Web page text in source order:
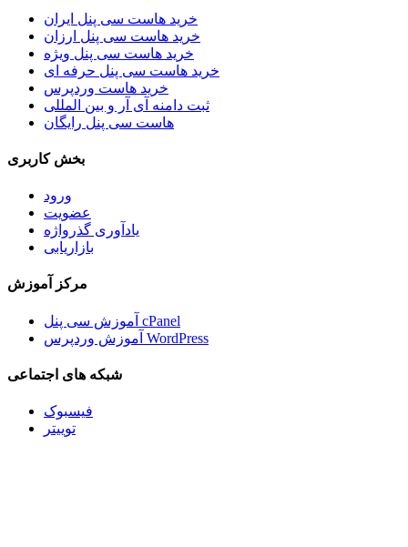
خرید هاست سی پنل ایران
خرید هاست سی پنل ارزان
خرید هاست سی پنل ویژه
خرید هاست سی پنل حرفه ای
خرید هاست وردپرس
ثبت دامنه آی آر و بین المللی
هاست سی پنل رایگان
بخش کاربری
ورود
عضویت
یادآوری گذرواژه
بازاریابی
مرکز آموزش
آموزش سی پنل cPanel
آموزش وردپرس WordPress
شبکه های اجتماعی
فیسبوک
توییتر